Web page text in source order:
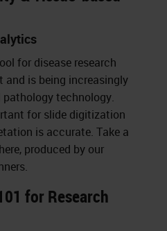
for disease research
and is being increasingly
technology.
for slide digitization
is accurate. Take a
produced by our
for Research